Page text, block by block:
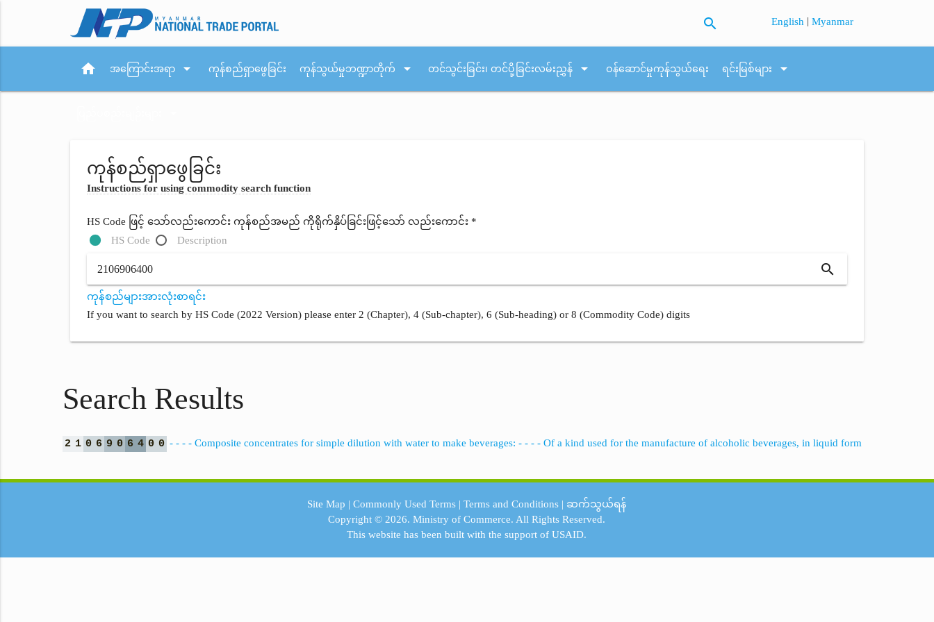
search English |Myanmar
home အကြောင်းအရာ arrow_drop_down ကုန်စည်ရှာဖွေခြင်း ကုန်သွယ်မှုဘဏ္ဍာတိုက် arrow_drop_down တင်သွင်းခြင်း၊ တင်ပို့ခြင်းလမ်းညွှန် arrow_drop_down ဝန်ဆောင်မှုကုန်သွယ်ရေး ရင်းမြစ်များ arrow_drop_down
ကုန်စည်ရှာဖွေခြင်း
Instructions for using commodity search function
HS Code ဖြင့် သော်လည်းကောင်း ကုန်စည်အမည် ကိုရိုက်နှိပ်ခြင်းဖြင့်သော် လည်းကောင်း *
HS Code
Description
search
ကုန်စည်များအားလုံးစာရင်း
If you want to search by HS Code (2022 Version) please enter 2 (Chapter), 4 (Sub-chapter), 6 (Sub-heading) or 8 (Commodity Code) digits
Search Results
2 1 0 6 9 0 6 4 0 0 - - - - Composite concentrates for simple dilution with water to make beverages: - - - - Of a kind used for the manufacture of alcoholic beverages, in liquid form
Site Map | Commonly Used Terms| Terms and Conditions| ဆက်သွယ်ရန်
Copyright © 2026.Ministry of Commerce. All Rights Reserved.
This website has been built with the support ofUSAID.